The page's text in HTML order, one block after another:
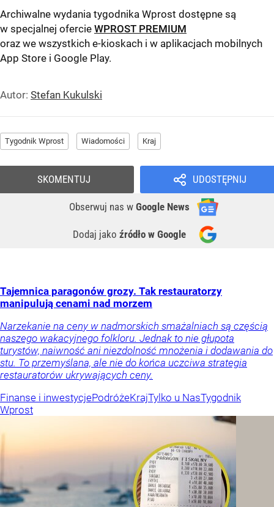
Archiwalne wydania tygodnika Wprost dostępne są
w specjalnej ofercie WPROST PREMIUM
oraz we wszystkich e-kioskach i w aplikacjach mobilnych
App Store i Google Play.
Autor: Stefan Kukulski
Tygodnik Wprost Wiadomości Kraj
UDOSTĘPNIJ
Obserwuj nas w Google News
Dodaj jako źródło w Google
SKOMENTUJ
Tajemnica paragonów grozy. Tak restauratorzy
manipulują cenami nad morzem
Narzekanie na ceny w nadmorskich smażalniach są częścią
naszego wakacyjnego folkloru. Jednak to nie głupota
turystów, naiwność ani niezdolność mnożenia i dodawania do
stu. To przemyślana, ale nie do końca uczciwa strategia
restauratorów ukrywających ceny.
Finanse i inwestycjePodróżeKrajTylko u NasTygodnik
Wprost